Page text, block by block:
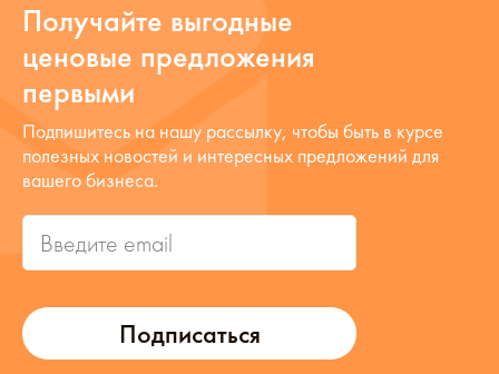
Получайте выгодные
ценовые предложения
первыми
Подписаться
Подпишитесь на нашу рассылку, чтобы быть в курсе
полезных новостей и интересных предложений для
вашего бизнеса.